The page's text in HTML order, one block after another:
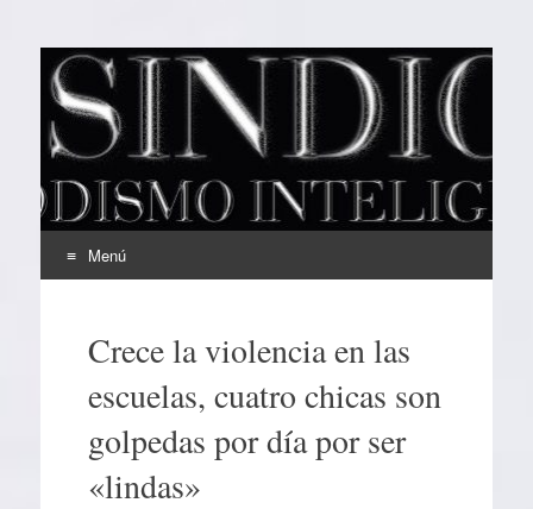
EL SINDICAL
Periodismo Inteligente
Menú
contenidoCrece la violencia en las
escuelas, cuatro chicas son
golpedas por día por ser
«lindas»